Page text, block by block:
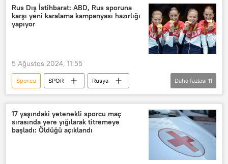
Federasyon
federasyon
başarı
Rus Dış İstihbarat: ABD, Rus sporuna
karşı yeni karalama kampanyası hazırlığı
yapıyor
5 Ağustos 2024, 11:55
Sporcu SPOR
Rusya
Rusya Dış İstihbart Servisi (SVR)
SVR
ABD
ritmik jimnastik
senkronize yüzme
artistik patinaj
Daha fazlası 11
17 yaşındaki yetenekli sporcu maç
sırasında yere yığılarak titremeye
başladı: Öldüğü açıklandı